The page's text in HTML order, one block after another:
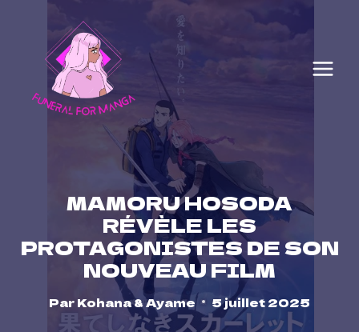
content
MAMORU HOSODA
RÉVÈLE LES
PROTAGONISTES DE SON
NOUVEAU FILM
ParKohana & Ayame 5 juillet 2025